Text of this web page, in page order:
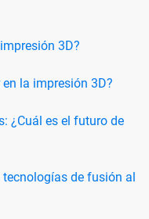
3D?
la impresión 3D?
¿Cuál es el futuro de
de fusión al